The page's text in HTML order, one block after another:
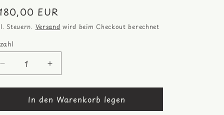
n
EUR
Steuern. Versand wird beim Checkout berechnet
Verringere
die
Menge
gewebte
Erhöhe
die
Menge
für
gewebte
In den Warenkorb legen